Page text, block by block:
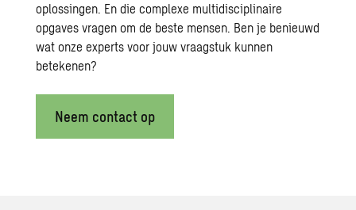
oplossingen. En die complexe multidisciplinaire
opgaves vragen om de beste mensen. Ben je benieuwd
wat onze experts voor jouw vraagstuk kunnen
betekenen?
Neem contact op